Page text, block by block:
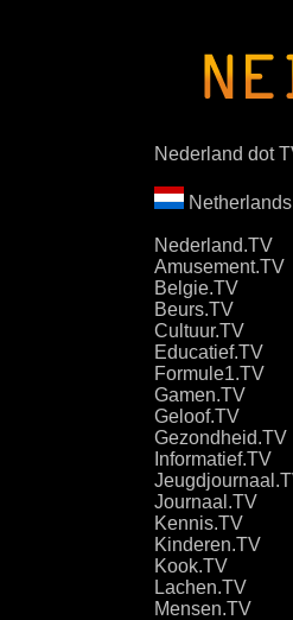
Nederland dot
Netherlands
Nederland.TV
Amusement.TV
Belgie.TV
Beurs.TV
Cultuur.TV
Educatief.TV
Formule1.TV
Gamen.TV
Geloof.TV
Gezondheid.TV
Informatief.TV
Journaal.TV
Kennis.TV
Kinderen.TV
Kook.TV
Lachen.TV
Mensen.TV